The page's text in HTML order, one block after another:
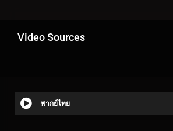
Video Sources
พากย์ไทย